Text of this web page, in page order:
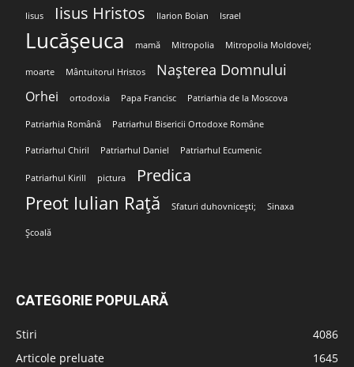
Iisus Iisus Hristos Ilarion Boian Israel
Lucășeuca mamă Mitropolia Mitropolia Moldovei;
moarte Mântuitorul Hristos Nașterea Domnului
Orhei ortodoxia Papa Francisc Patriarhia de la Moscova
Patriarhia Română Patriarhul Bisericii Ortodoxe Române
Patriarhul Chiril Patriarhul Daniel Patriarhul Ecumenic
Patriarhul Kirill pictura Predica
Preot Iulian Rață Sfaturi duhovnicești; Sinaxa
Școală
CATEGORIE POPULARĂ
Stiri
4086
Articole preluate
1645